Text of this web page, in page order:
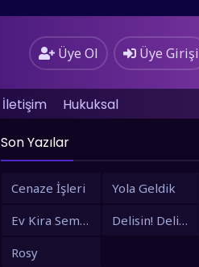
Üye Ol Üye Girişi
İletişim Hukuksal
Son Yazılar
Cenaze İşleri
Yola Geldik
Ev Kira Semt Bizim
Delisin! Delisin!
Rosy